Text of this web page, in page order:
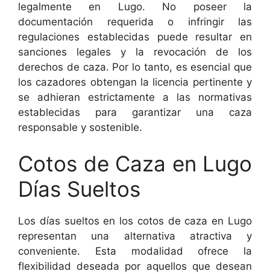
legalmente en Lugo. No poseer la
documentación requerida o infringir las
regulaciones establecidas puede resultar en
sanciones legales y la revocación de los
derechos de caza. Por lo tanto, es esencial que
los cazadores obtengan la licencia pertinente y
se adhieran estrictamente a las normativas
establecidas para garantizar una caza
responsable y sostenible.
Cotos de Caza en Lugo
Días Sueltos
Los días sueltos en los cotos de caza en Lugo
representan una alternativa atractiva y
conveniente. Esta modalidad ofrece la
flexibilidad deseada por aquellos que desean